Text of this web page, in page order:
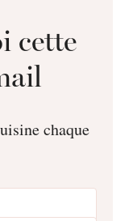
cette
chaque